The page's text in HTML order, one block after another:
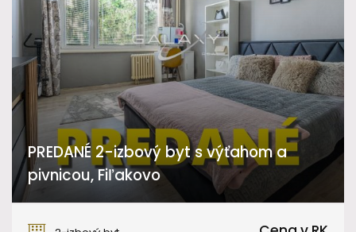
PREDANÉ 2-izbový byt s výťahom a
pivnicou, Fiľakovo